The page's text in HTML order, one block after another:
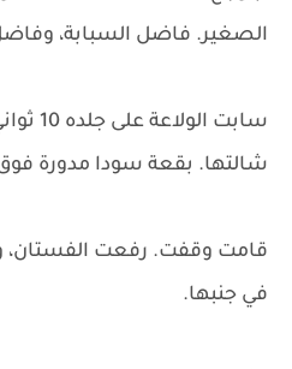
الصغير. فاضل السبابة،
سابت
شالتها. بقعة سودا مدورة
قامت وقفت. رفعت الفستان،
في جنبها.